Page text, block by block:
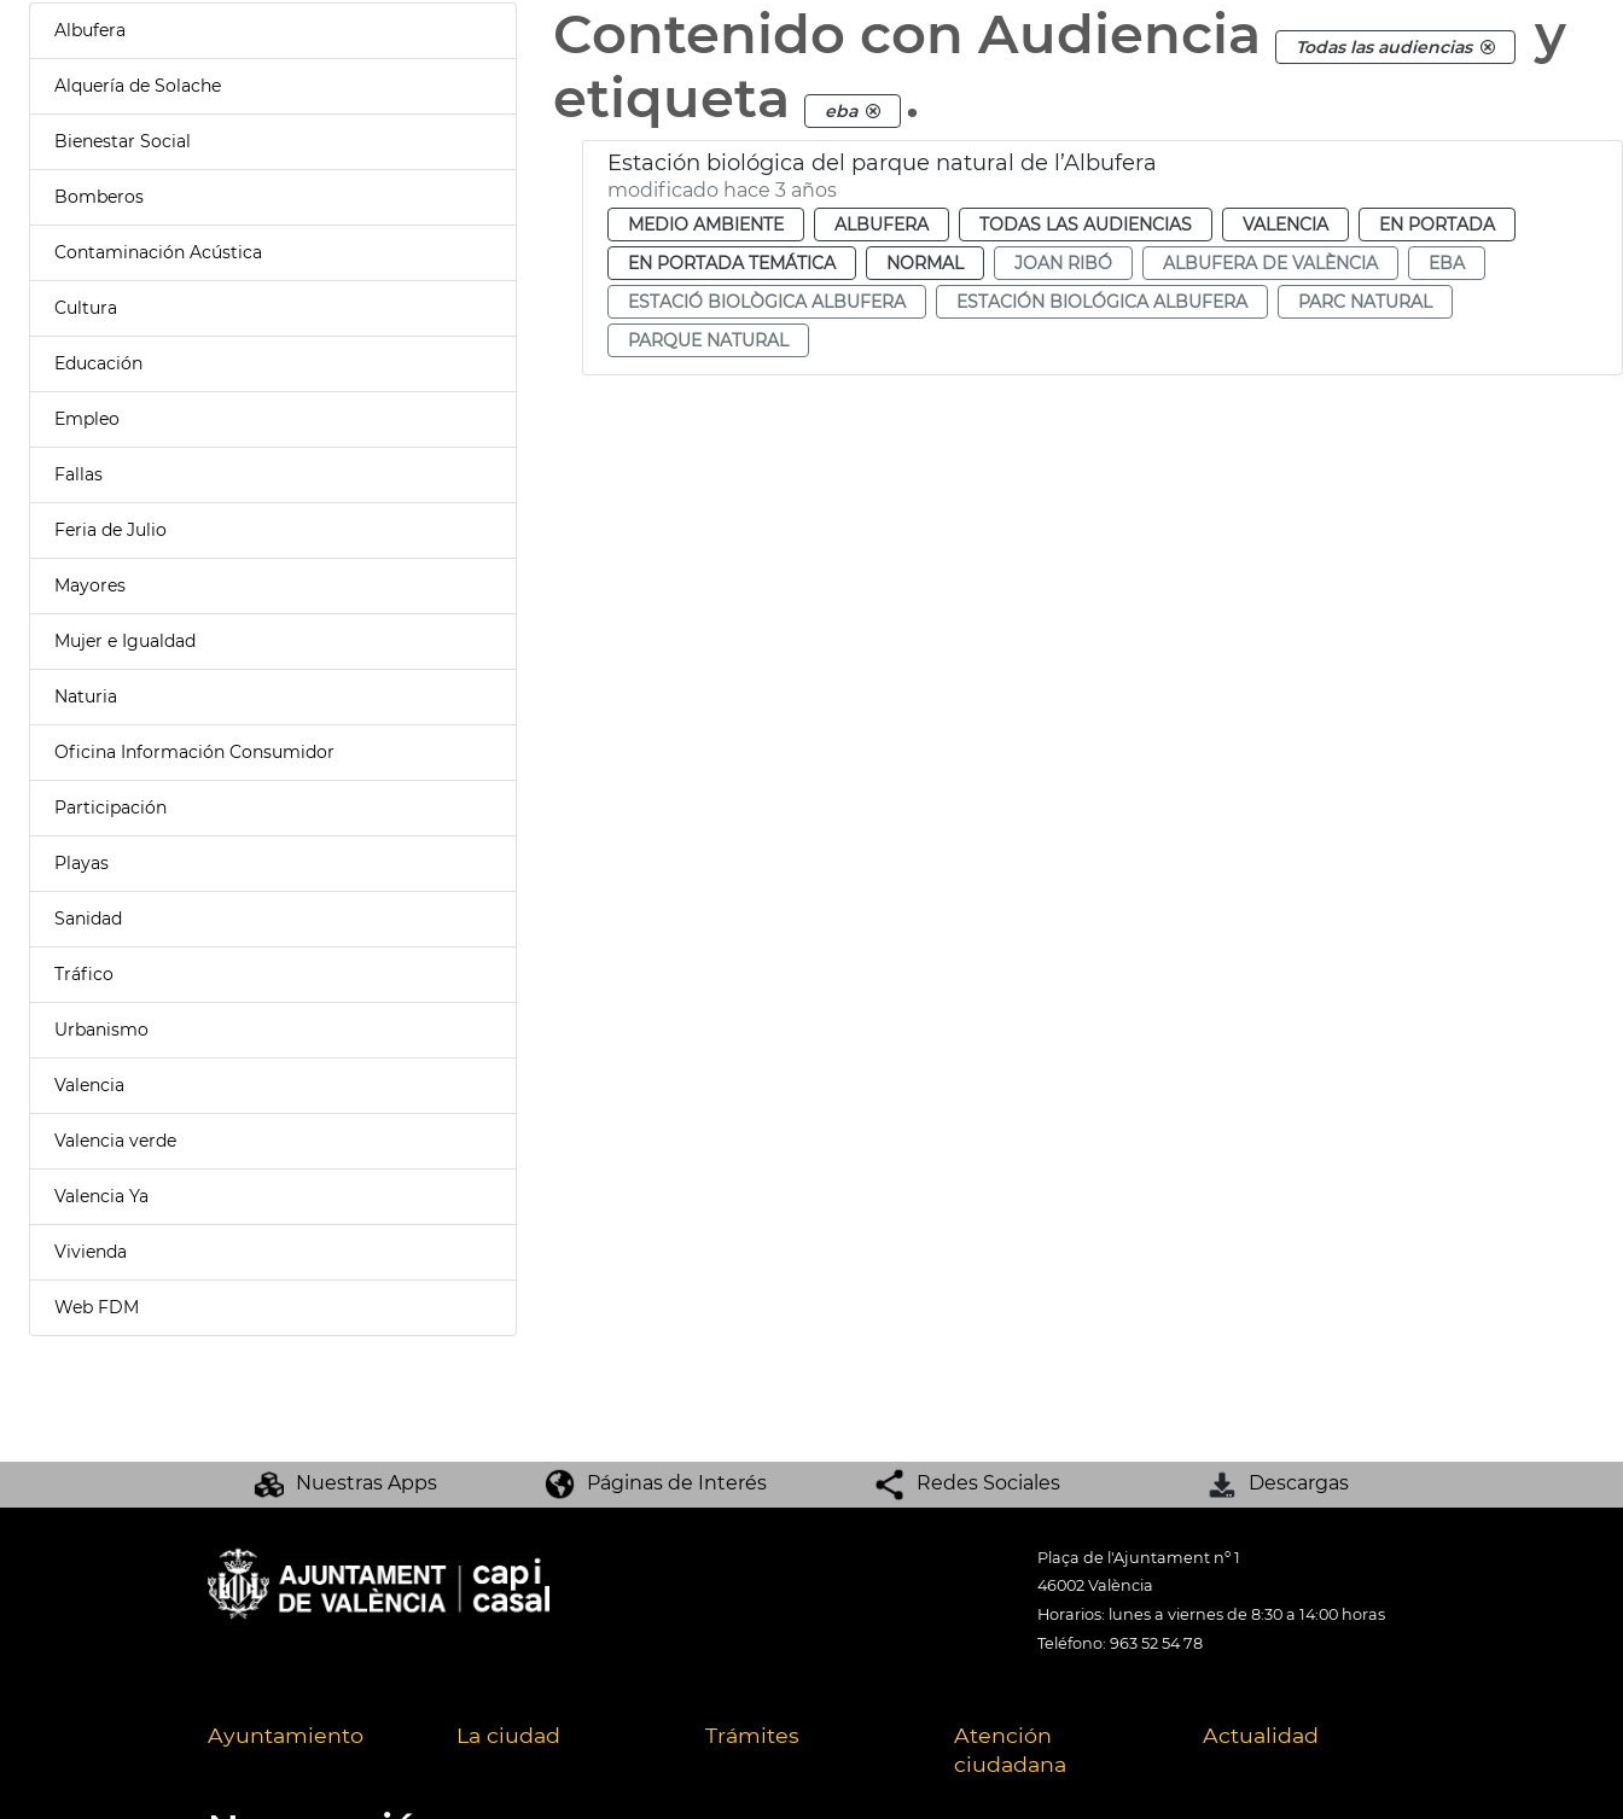
Albufera
Alquería de Solache
Bienestar Social
Bomberos
Contaminación Acústica
Cultura
Educación
Empleo
Fallas
Feria de Julio
Mayores
Mujer e Igualdad
Naturia
Oficina Información Consumidor
Participación
Playas
Sanidad
Tráfico
Urbanismo
Valencia
Valencia verde
Valencia Ya
Vivienda
Web FDM
Contenido con Audiencia Todas las audiencias
y
etiqueta
eba .
Estación biológica del parque natural de l’Albufera
modificado hace 3 años
MEDIO AMBIENTE ALBUFERA TODAS LAS AUDIENCIAS VALENCIA
EN PORTADA
EN PORTADA TEMÁTICA
NORMAL JOAN RIBÓ ALBUFERA DE VALÈNCIA
EBA
ESTACIÓ BIOLÒGICA ALBUFERA
ESTACIÓN BIOLÓGICA ALBUFERA
PARC NATURAL
PARQUE NATURAL
Nuestras Apps Páginas de Interés Redes Sociales Descargas
Plaça de l'Ajuntament nº 1
46002 València
Horarios: lunes a viernes de 8:30 a 14:00 horas
Teléfono: 963 52 54 78
Ayuntamiento La ciudad Trámites
Atención
ciudadana
Actualidad